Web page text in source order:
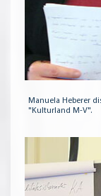
Manuela Heberer
"Kulturland M-V".